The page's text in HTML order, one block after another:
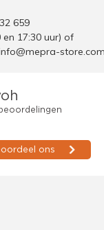
659
17:30 uur) of
store.com